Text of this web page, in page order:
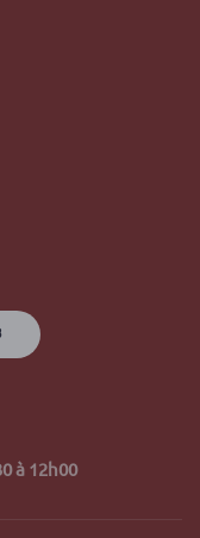
à 12h00